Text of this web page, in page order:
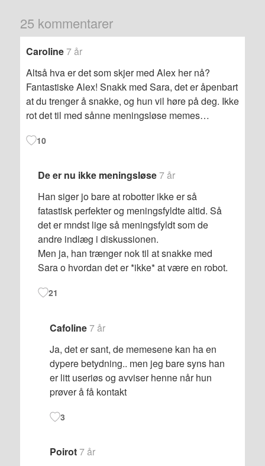
25 kommentarer
Caroline7 år
Altså hva er det som skjer med Alex her nå?
Fantastiske Alex! Snakk med Sara, det er åpenbart
at du trenger å snakke, og hun vil høre på deg. Ikke
rot det til med sånne meningsløse memes…
10
De er nu ikke meningsløse7 år
Han siger jo bare at robotter ikke er så
fatastisk perfekter og meningsfyldte altid. Så
det er mndst lige så meningsfyldt som de
andre indlæg i diskussionen.
Men ja, han trænger nok til at snakke med
Sara o hvordan det er *ikke* at være en robot.
21
Cafoline7 år
Ja, det er sant, de memesene kan ha en
dypere betydning.. men jeg bare syns han
er litt useriøs og avviser henne når hun
prøver å få kontakt
3
Poirot7 år